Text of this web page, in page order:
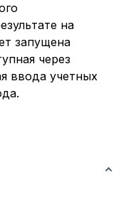
на
запущена
через
ввода учетных